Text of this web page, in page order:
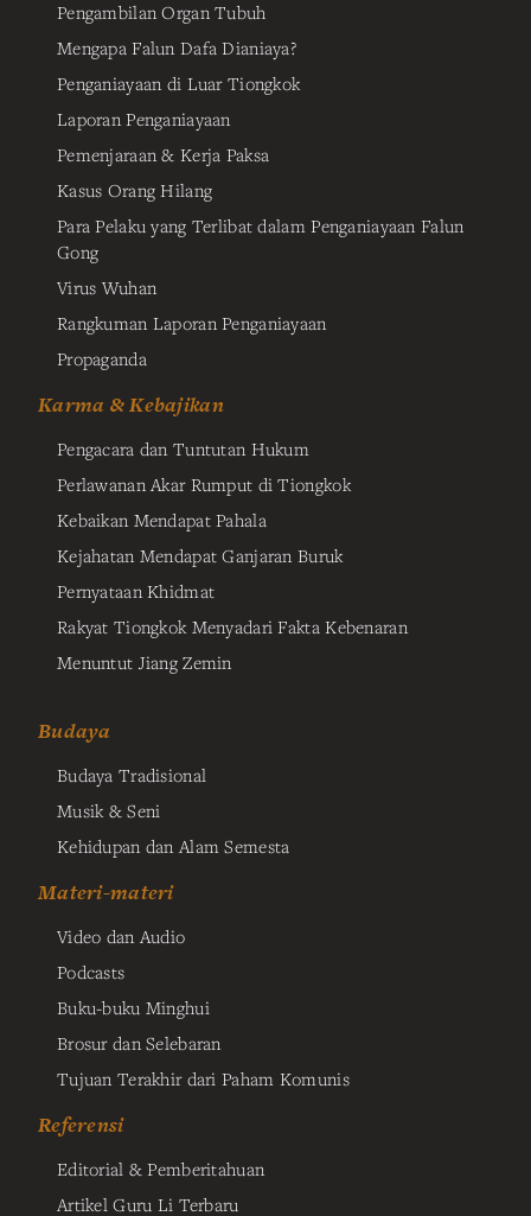
Pengambilan Organ Tubuh
Mengapa Falun Dafa Dianiaya?
Penganiayaan di Luar Tiongkok
Laporan Penganiayaan
Pemenjaraan & Kerja Paksa
Kasus Orang Hilang
Para Pelaku yang Terlibat dalam Penganiayaan Falun
Gong
Virus Wuhan
Rangkuman Laporan Penganiayaan
Propaganda
Karma & Kebajikan
Pengacara dan Tuntutan Hukum
Perlawanan Akar Rumput di Tiongkok
Kebaikan Mendapat Pahala
Kejahatan Mendapat Ganjaran Buruk
Pernyataan Khidmat
Rakyat Tiongkok Menyadari Fakta Kebenaran
Menuntut Jiang Zemin
Budaya
Budaya Tradisional
Musik & Seni
Kehidupan dan Alam Semesta
Materi-materi
Video dan Audio
Podcasts
Buku-buku Minghui
Brosur dan Selebaran
Tujuan Terakhir dari Paham Komunis
Referensi
Editorial & Pemberitahuan
Artikel Guru Li Terbaru